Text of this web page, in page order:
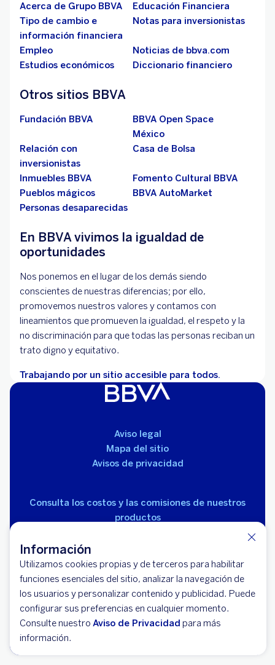
Información
Utilizamos cookies propias y de terceros para habilitar
funciones esenciales del sitio, analizar la navegación de
los usuarios y personalizar contenido y publicidad. Puede
configurar sus preferencias en cualquier momento.
Consulte nuestro Aviso de Privacidad para más
información.
Acerca de Grupo BBVA
Educación Financiera
Tipo de cambio e
información financiera
Notas para inversionistas
Empleo
Noticias de bbva.com
Estudios económicos
Diccionario financiero
Otros sitios BBVA
Fundación BBVA
BBVA Open Space
México
Relación con
inversionistas
Casa de Bolsa
Inmuebles BBVA
Fomento Cultural BBVA
Pueblos mágicos
BBVA AutoMarket
Personas desaparecidas
En BBVA vivimos la igualdad de
oportunidades
Nos ponemos en el lugar de los demás siendo
conscientes de nuestras diferencias; por ello,
promovemos nuestros valores y contamos con
lineamientos que promueven la igualdad, el respeto y la
no discriminación para que todas las personas reciban un
trato digno y equitativo.
Trabajando por un sitio accesible para todos.
Aviso legal
Mapa del sitio
Avisos de privacidad
Consulta los costos y las comisiones de nuestros
productos
© 2026 BBVA México, S.A., Institución de Banca
Múltiple, Grupo Financiero BBVA México. Avenida Paseo
de la Reforma 510, colonia Juárez, código postal 06600,